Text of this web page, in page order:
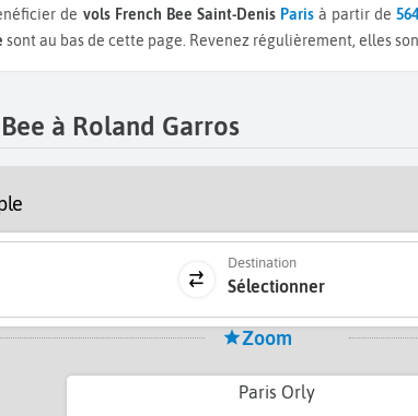
de vols French Bee Saint-Denis Paris à partir de
sont au bas de cette page. Revenez régulièrement, elles
à Roland Garros
Destination
Sélectionner
Zoom
Paris Orly